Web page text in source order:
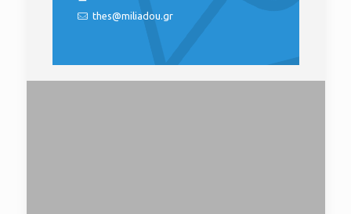
thes@miliadou.gr